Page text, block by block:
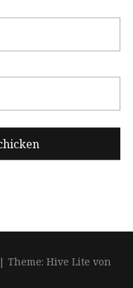
| Theme: Hive Lite von